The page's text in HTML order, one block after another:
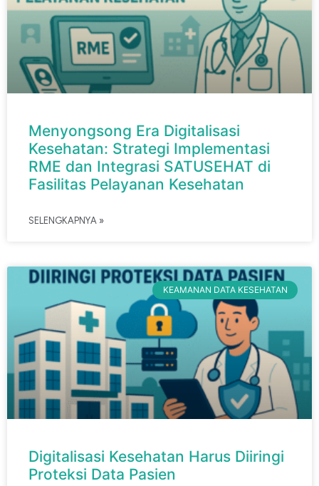
Menyongsong Era Digitalisasi
Kesehatan: Strategi Implementasi
RME dan Integrasi SATUSEHAT di
Fasilitas Pelayanan Kesehatan
SELENGKAPNYA »
KEAMANAN DATA KESEHATAN
Digitalisasi Kesehatan Harus Diiringi
Proteksi Data Pasien